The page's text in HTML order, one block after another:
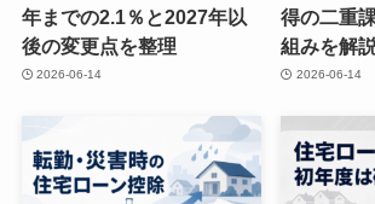
年までの2.1％と2027年以
後の変更点を整理
2026-06-14
得の二重
組みを解説
2026-06-14